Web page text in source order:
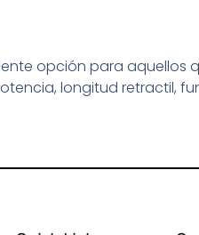
opción para aquellos
longitud retractil,